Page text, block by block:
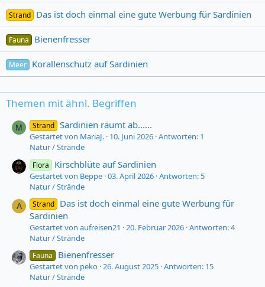
Strand Das ist doch einmal eine gute Werbung für Sardinien
Fauna Bienenfresser
Meer Korallenschutz auf Sardinien
Themen mit ähnl. Begriffen
M Strand Sardinien räumt ab......
Gestartet von MariaJ. 10. Juni 2026 Antworten: 1
Natur / Strände
Flora Kirschblüte auf Sardinien
Gestartet von Beppe 03. April 2026 Antworten: 5
Natur / Strände
A Strand Das ist doch einmal eine gute Werbung für
Sardinien
Gestartet von aufreisen21 20. Februar 2026 Antworten: 4
Natur / Strände
Fauna Bienenfresser
Gestartet von peko 26. August 2025 Antworten: 15
Natur / Strände